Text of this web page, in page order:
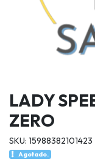
LADY
ZERO
SKU: 15988382101423
Agotado.